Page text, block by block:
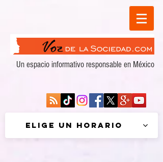
Un espacio informativo responsable en México
Elige un horario